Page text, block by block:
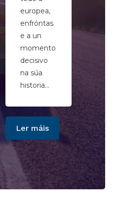
europea,
enfróntas
e a un
momento
decisivo
na súa
historia...
Ler máis